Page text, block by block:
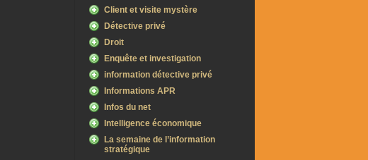
Client et visite mystère
Détective privé
Droit
Enquête et investigation
information détective privé
Informations APR
Infos du net
Intelligence économique
La semaine de l’information
stratégique